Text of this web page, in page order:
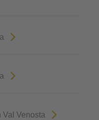
Val Venosta